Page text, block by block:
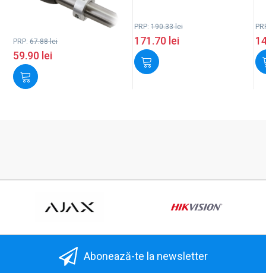
PRP: 67.88lei
59.90 lei
PRP: 190.33lei
171.70 lei
Abonează-te la newsletter